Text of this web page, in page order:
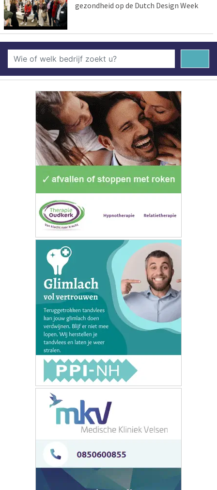
gezondheid op de Dutch Design Week